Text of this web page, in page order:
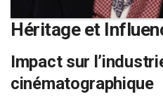
Héritage et
Impact sur
cinématographique